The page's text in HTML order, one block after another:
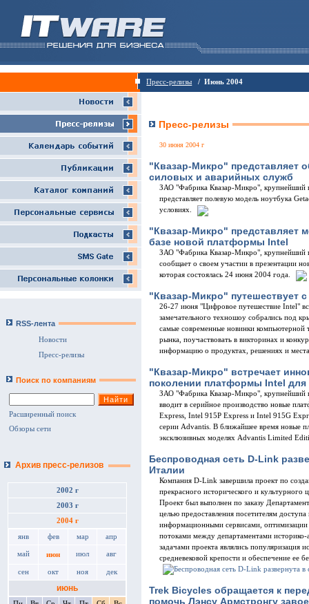
Пресс-релизы / Июнь 2004
RSS-лента
Новости
Пресс-релизы
Поиск по компаниям
Расширенный поиск
Обзоры сети
Архив пресс-релизов
2002 г
2003 г
2004 г
янв фев мар апр
май июн июл авг
сен окт ноя дек
июнь
Пресс-релизы
30 июня 2004 г
"Квазар-Микро" представляет
силовых и аварийных служб
ЗАО "Фабрика Квазар-Микро", крупнейший
представляет полевую модель ноутбука
условиях.
"Квазар-Микро" представляет
базе новой платформы Intel
ЗАО "Фабрика Квазар-Микро", крупнейший
сообщает о своем участии в презентации
которая состоялась 24 июня 2004 года.
"Квазар-Микро" путешествует
26-27 июня "Цифровое путешествие Intel"
замечательного техношоу собрались под
самые современные новинки компьютерной
рынка, поучаствовать в викторинах и
информацию о продуктах, решениях и
"Квазар-Микро" встречает
поколении платформы Intel
ЗАО "Фабрика Квазар-Микро", крупнейший
вводит в серийное производство новые
Express, Intel 915P Express и Intel 915G
серии Advantis. В ближайшее время новые
эксклюзивных моделях Advantis Limited
Беспроводная сеть D-Link
Италии
Компания D-Link завершила проект по
прекрасного исторического и
Проект был выполнен по заказу
целью предоставления посетителям
информационными сервисами,
потоками между департаментами
задачами проекта являлись популяризация
средневековой крепости и обеспечение ее
Trek Bicycles обращается к
помочь Лэнсу Армстронгу